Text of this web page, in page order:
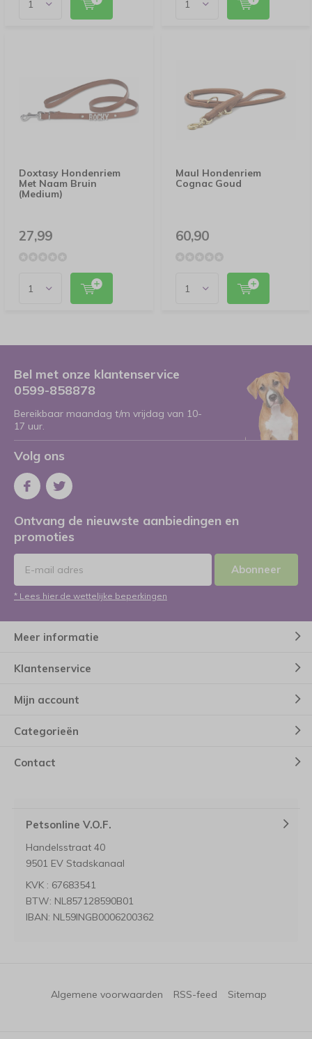
Doxtasy Hondenriem
Met Naam Bruin
(Medium)
27,99
Maul Hondenriem
Cognac Goud
60,90
Bel met onze klantenservice
0599-858878
Bereikbaar maandag t/m vrijdag van 10-
17 uur.
Volg ons
Ontvang de nieuwste aanbiedingen en
promoties
Abonneer
* Lees hier de wettelijke beperkingen
Meer informatie
Klantenservice
Mijn account
Categorieën
Contact
Petsonline V.O.F.
Handelsstraat 40
9501 EV Stadskanaal
KVK : 67683541
BTW: NL857128590B01
IBAN: NL59INGB0006200362
Algemene voorwaarden RSS-feed Sitemap